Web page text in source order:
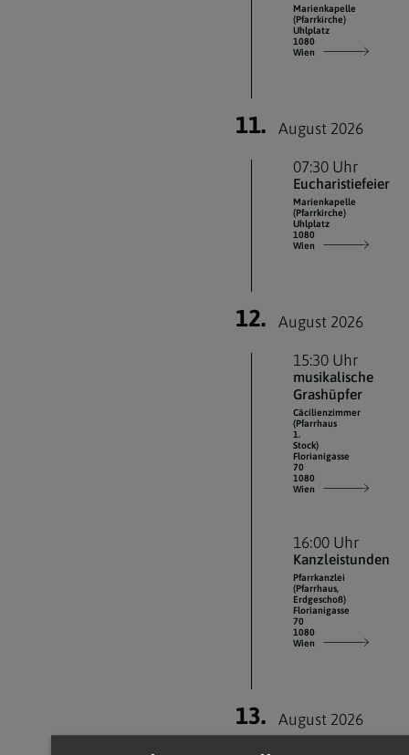
Marienkapelle
(Pfarrkirche)
Uhlplatz
1080
Wien
11. August 2026
07:30 Uhr
Eucharistiefeier
Marienkapelle
(Pfarrkirche)
Uhlplatz
1080
Wien
12. August 2026
15:30 Uhr
musikalische
Grashüpfer
Cäcilienzimmer
(Pfarrhaus
1.
Stock)
Florianigasse
70
1080
Wien
16:00 Uhr
Kanzleistunden
Pfarrkanzlei
(Pfarrhaus,
Erdgeschoß)
Florianigasse
70
1080
Wien
13. August 2026